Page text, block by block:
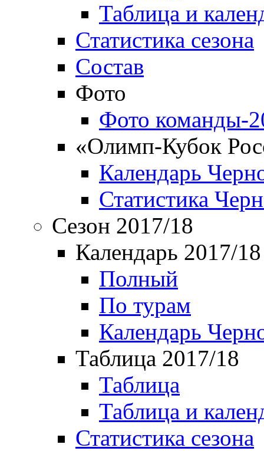
Таблица и
Статистика сезона
Состав
Фото
Фото команды-
«Олимп-Кубок
Календарь
Статистика
Сезон 2017/18
Календарь 2017/18
Полный
По турам
Календарь
Таблица 2017/18
Таблица
Таблица и
Статистика сезона